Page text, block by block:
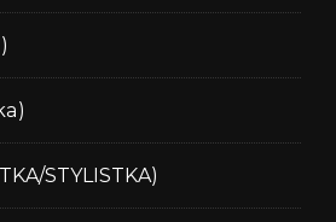
STYLISTKA)